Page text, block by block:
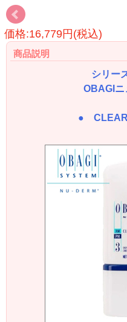
価格:16,779円(税込)
商品説明
シリー
OBAGIニ
●